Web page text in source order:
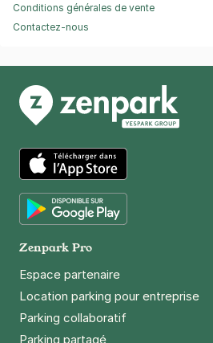
Conditions générales de vente
Contactez-nous
App Store
Zenpark Pro
Espace partenaire
Location parking pour entreprise
Parking collaboratif
Parking partagé